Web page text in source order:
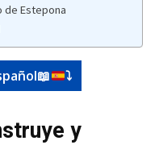
de Estepona
📖 ⤵️
y